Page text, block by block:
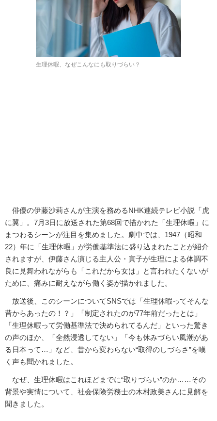
生理休暇、なぜこんなにも取りづらい？
俳優の伊藤沙莉さんが主演を務めるNHK連続テレビ小説「虎
に翼」。7月3日に放送された第68回で描かれた「生理休暇」に
まつわるシーンが注目を集めました。劇中では、1947（昭和
22）年に「生理休暇」が労働基準法に盛り込まれたことが紹介
されますが、伊藤さん演じる主人公・寅子が生理による体調不
良に見舞われながらも「これだから女は」と言われたくないが
ために、痛みに耐えながら働く姿が描かれました。
放送後、このシーンについてSNSでは「生理休暇ってそんな
昔からあったの！？」「制定されたのが77年前だったとは」
「生理休暇って労働基準法で決められてるんだ」といった驚き
の声のほか、「全然浸透してない」「今も休みづらい風潮があ
る日本って…」など、昔から変わらない“取得のしづらさ”を嘆
く声も聞かれました。
なぜ、生理休暇はこれほどまでに“取りづらい”のか……その
背景や実情について、社会保険労務士の木村政美さんに見解を
聞きました。